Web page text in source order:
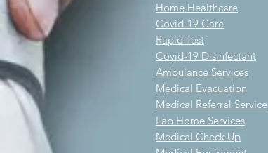
Home Healthcare
Covid-19 Care
Rapid Test
Covid-19 Disinfectant
Ambulance Services
Medical Evacuation
Medical Referral Service
Lab Home Services
Medical Check Up